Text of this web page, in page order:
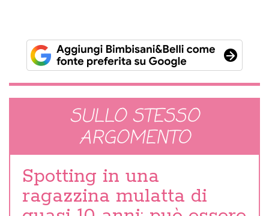
SULLO STESSO
ARGOMENTO
Spotting in una
ragazzina mulatta di